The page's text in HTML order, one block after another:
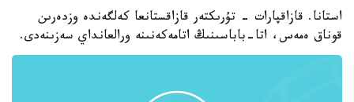
استانا. قازاقپارات - تۇرىكتەر قازاقستانعا كەلگەندە وزدەرىن
قوناق ەمەس، اتا-باباسىنىڭ اتامەكەنىنە ورالعانداي سەزىنەدى.